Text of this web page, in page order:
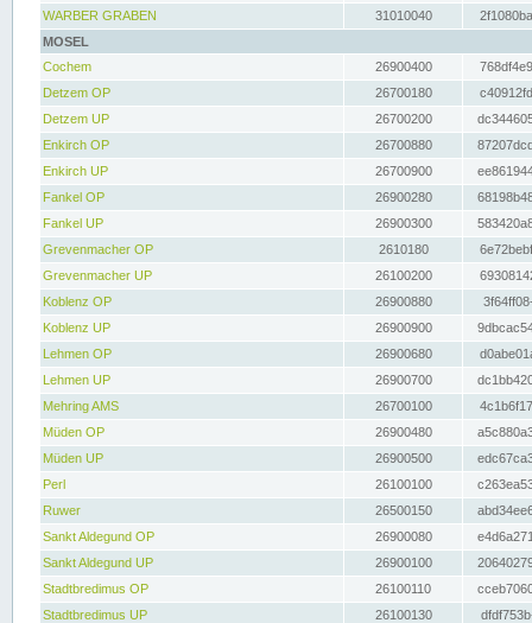
WARBER GRABEN
31010040
MOSEL
Cochem
26900400
Detzem OP
26700180
Detzem UP
26700200
Enkirch OP
26700880
Enkirch UP
26700900
Fankel OP
26900280
Fankel UP
26900300
Grevenmacher OP
2610180
Grevenmacher UP
26100200
Koblenz OP
26900880
Koblenz UP
26900900
Lehmen OP
26900680
Lehmen UP
26900700
Mehring AMS
26700100
Müden OP
26900480
Müden UP
26900500
Perl
26100100
Ruwer
26500150
Sankt Aldegund OP
26900080
Sankt Aldegund UP
26900100
Stadtbredimus OP
26100110
Stadtbredimus UP
26100130